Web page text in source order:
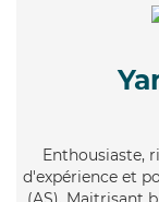
Enthousiaste,
d'expérience et